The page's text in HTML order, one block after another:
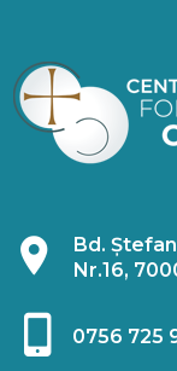
Bd.
Nr.16,
0756 725